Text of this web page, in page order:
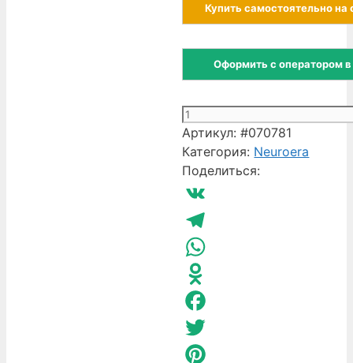
Купить самостоятельно на
Оформить с оператором
Количество
товара
БАД
Брейн
Актив
Greenway
Артикул:#070781
Категория: Neuroera
Поделиться:
VK
Telegram
WhatsApp
Odnoklassniki
Facebook
Twitter